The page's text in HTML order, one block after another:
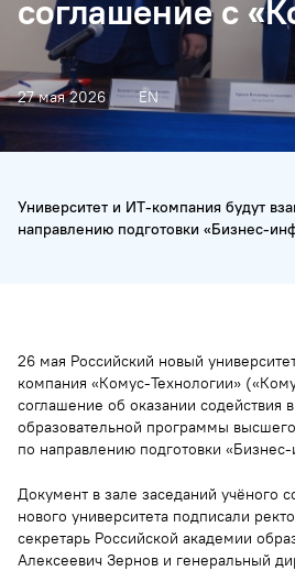
соглашение с
27 мая 2026 EN
Университет и ИТ-компания будут
направлению подготовки «Бизнес-
26 мая Российский новый
компания «Комус-Технологии»
соглашение об оказании содействия
образовательной программы
по направлению подготовки
Документ в зале заседаний учёного
нового университета подписали
секретарь Российской академии
Алексеевич Зернов и генеральный